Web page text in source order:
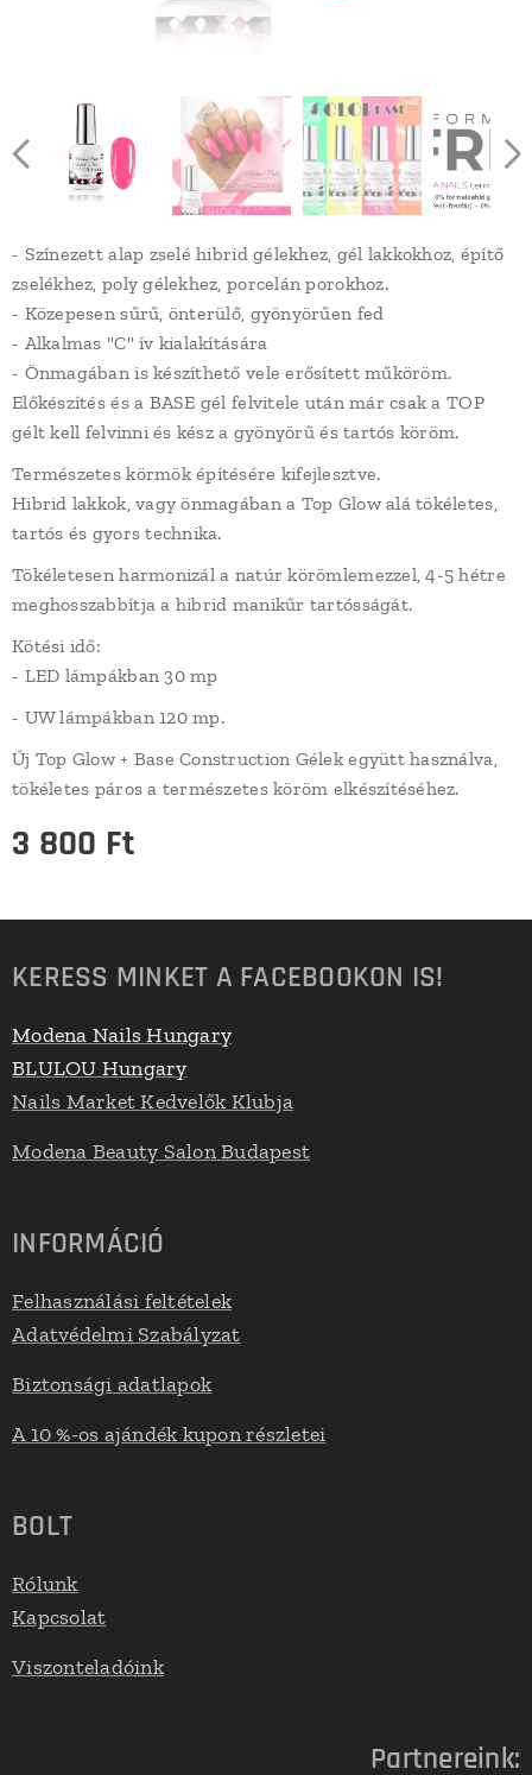
- Színezett alap zselé hibrid gélekhez, gél lakkokhoz, építő
zselékhez, poly gélekhez, porcelán porokhoz.
- Közepesen sűrű, önterülő, gyönyörűen fed
- Alkalmas "C" ív kialakítására
- Önmagában is készíthető vele erősített műköröm.
Előkészítés és a BASE gél felvitele után már csak a TOP
gélt kell felvinni és kész a gyönyörű és tartós köröm.
Természetes körmök építésére kifejlesztve.
Hibrid lakkok, vagy önmagában a Top Glow alá tökéletes,
tartós és gyors technika.
Tökéletesen harmonizál a natúr körömlemezzel, 4-5 hétre
meghosszabbítja a hibrid manikűr tartósságát.
Kötési idő:
- LED lámpákban 30 mp
- UW lámpákban 120 mp.
Új Top Glow + Base Construction Gélek együtt használva,
tökéletes páros a természetes köröm elkészítéséhez.
3 800 Ft
KERESS MINKET A FACEBOOKON IS!
Modena Nails Hungary
BLULOU Hungary
Nails Market Kedvelők Klubja
Modena Beauty Salon Budapest
INFORMÁCIÓ
Felhasználási feltételek
Adatvédelmi Szabályzat
Biztonsági adatlapok
A 10 %-os ajándék kupon részletei
BOLT
Rólunk
Kapcsolat
Viszonteladóink
Partnereink: